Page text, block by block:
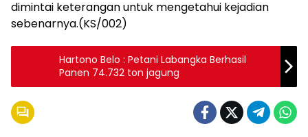
dimintai keterangan untuk mengetahui kejadian
sebenarnya.(KS/002)
Hartono Belo : Petani Labangka Berhasil
Panen 74.732 ton jagung